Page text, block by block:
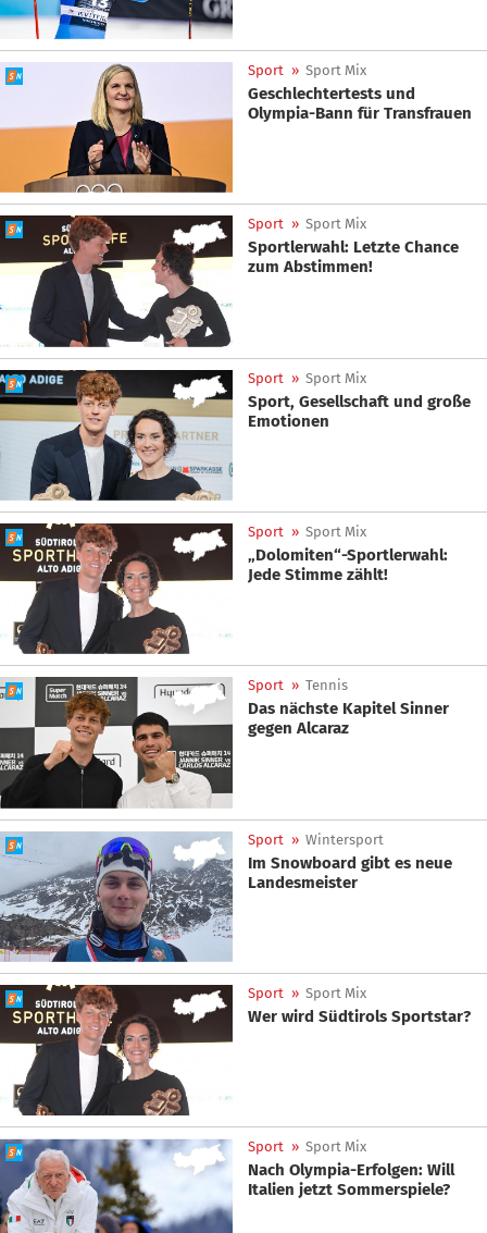
Sport » Sport Mix
Geschlechtertests und
Olympia-Bann für Transfrauen
Sport » Sport Mix
Sportlerwahl: Letzte Chance
zum Abstimmen!
Sport » Sport Mix
Sport, Gesellschaft und große
Emotionen
Sport » Sport Mix
„Dolomiten“-Sportlerwahl:
Jede Stimme zählt!
Sport » Tennis
Das nächste Kapitel Sinner
gegen Alcaraz
Sport » Wintersport
Im Snowboard gibt es neue
Landesmeister
Sport » Sport Mix
Wer wird Südtirols Sportstar?
Sport » Sport Mix
Nach Olympia-Erfolgen: Will
Italien jetzt Sommerspiele?